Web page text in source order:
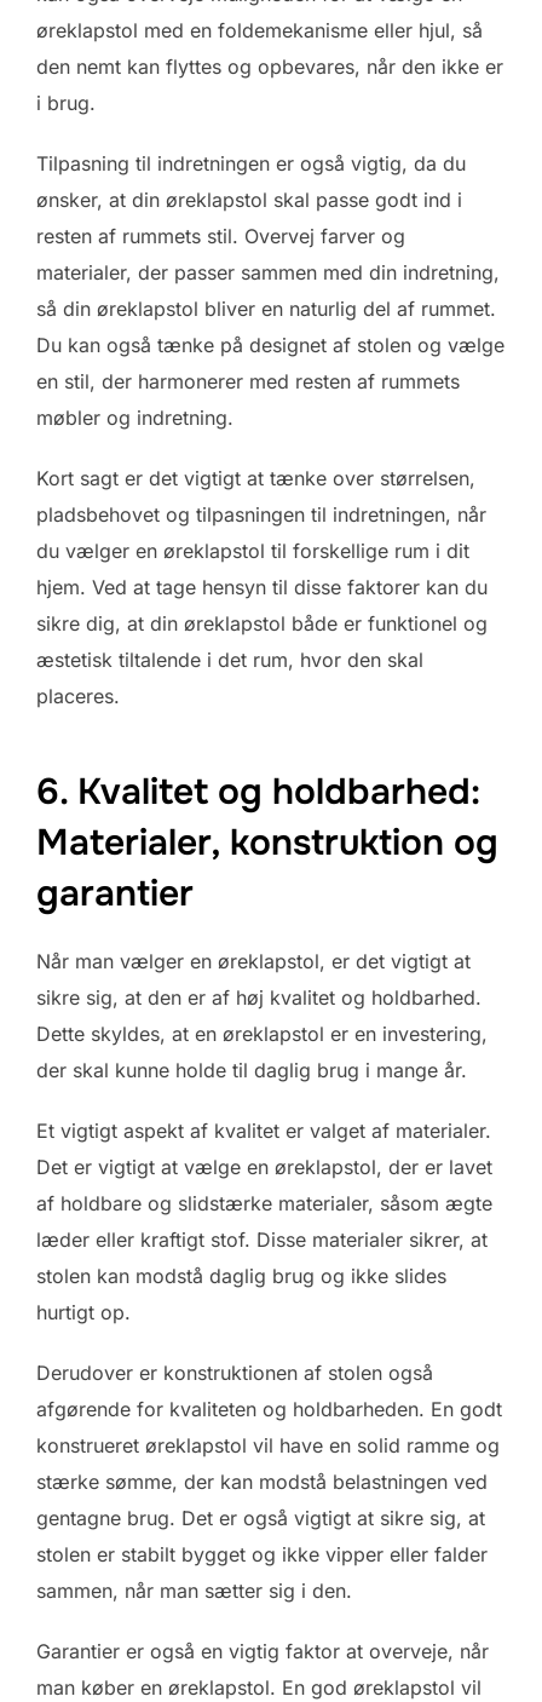
øreklapstol med en foldemekanisme eller hjul, så
den nemt kan flyttes og opbevares, når den ikke er
i brug.
Tilpasning til indretningen er også vigtig, da du
ønsker, at din øreklapstol skal passe godt ind i
resten af rummets stil. Overvej farver og
materialer, der passer sammen med din indretning,
så din øreklapstol bliver en naturlig del af rummet.
Du kan også tænke på designet af stolen og vælge
en stil, der harmonerer med resten af rummets
møbler og indretning.
Kort sagt er det vigtigt at tænke over størrelsen,
pladsbehovet og tilpasningen til indretningen, når
du vælger en øreklapstol til forskellige rum i dit
hjem. Ved at tage hensyn til disse faktorer kan du
sikre dig, at din øreklapstol både er funktionel og
æstetisk tiltalende i det rum, hvor den skal
placeres.
6. Kvalitet og holdbarhed:
Materialer, konstruktion og
garantier
Når man vælger en øreklapstol, er det vigtigt at
sikre sig, at den er af høj kvalitet og holdbarhed.
Dette skyldes, at en øreklapstol er en investering,
der skal kunne holde til daglig brug i mange år.
Et vigtigt aspekt af kvalitet er valget af materialer.
Det er vigtigt at vælge en øreklapstol, der er lavet
af holdbare og slidstærke materialer, såsom ægte
læder eller kraftigt stof. Disse materialer sikrer, at
stolen kan modstå daglig brug og ikke slides
hurtigt op.
Derudover er konstruktionen af stolen også
afgørende for kvaliteten og holdbarheden. En godt
konstrueret øreklapstol vil have en solid ramme og
stærke sømme, der kan modstå belastningen ved
gentagne brug. Det er også vigtigt at sikre sig, at
stolen er stabilt bygget og ikke vipper eller falder
sammen, når man sætter sig i den.
Garantier er også en vigtig faktor at overveje, når
man køber en øreklapstol. En god øreklapstol vil